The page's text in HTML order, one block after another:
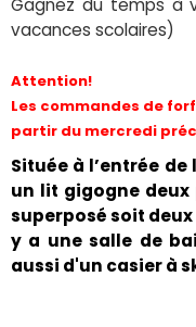
Gagnez du temps à
vacances scolaires)
Attention!
Les commandes de
partir du mercredi
Située à l’entrée
un lit gigogne deux
superposé soit
y a une salle de
aussi d'un casier à